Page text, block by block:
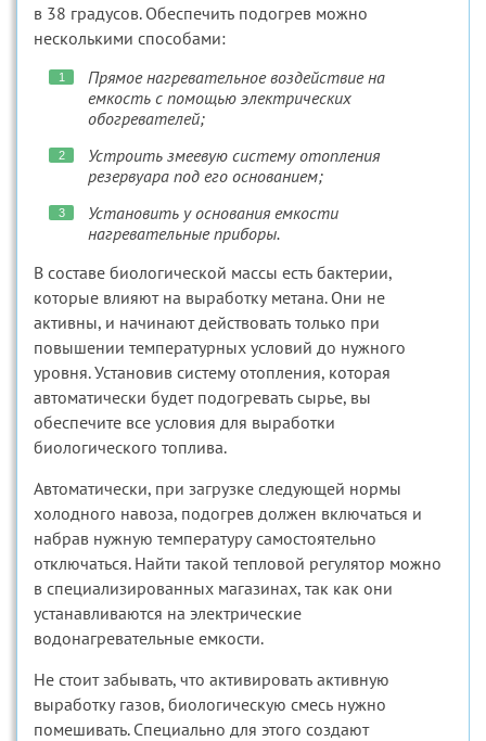
в 38 градусов. Обеспечить подогрев можно
несколькими способами:
Прямое нагревательное воздействие на
емкость с помощью электрических
обогревателей;
Устроить змеевую систему отопления
резервуара под его основанием;
Установить у основания емкости
нагревательные приборы.
В составе биологической массы есть бактерии,
которые влияют на выработку метана. Они не
активны, и начинают действовать только при
повышении температурных условий до нужного
уровня. Установив систему отопления, которая
автоматически будет подогревать сырье, вы
обеспечите все условия для выработки
биологического топлива.
Автоматически, при загрузке следующей нормы
холодного навоза, подогрев должен включаться и
набрав нужную температуру самостоятельно
отключаться. Найти такой тепловой регулятор можно
в специализированных магазинах, так как они
устанавливаются на электрические
водонагревательные емкости.
Не стоит забывать, что активировать активную
выработку газов, биологическую смесь нужно
помешивать. Специально для этого создают